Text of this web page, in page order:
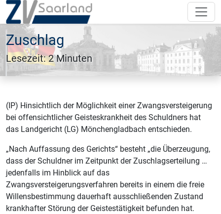
Zuschlag
Lesezeit: 2 Minuten
(IP) Hinsichtlich der Möglichkeit einer Zwangsversteigerung
bei offensichtlicher Geisteskrankheit des Schuldners hat
das Landgericht (LG) Mönchengladbach entschieden.
„Nach Auffassung des Gerichts“ besteht „die Überzeugung,
dass der Schuldner im Zeitpunkt der Zuschlagserteilung …
jedenfalls im Hinblick auf das
Zwangsversteigerungsverfahren bereits in einem die freie
Willensbestimmung dauerhaft ausschließenden Zustand
krankhafter Störung der Geistestätigkeit befunden hat.